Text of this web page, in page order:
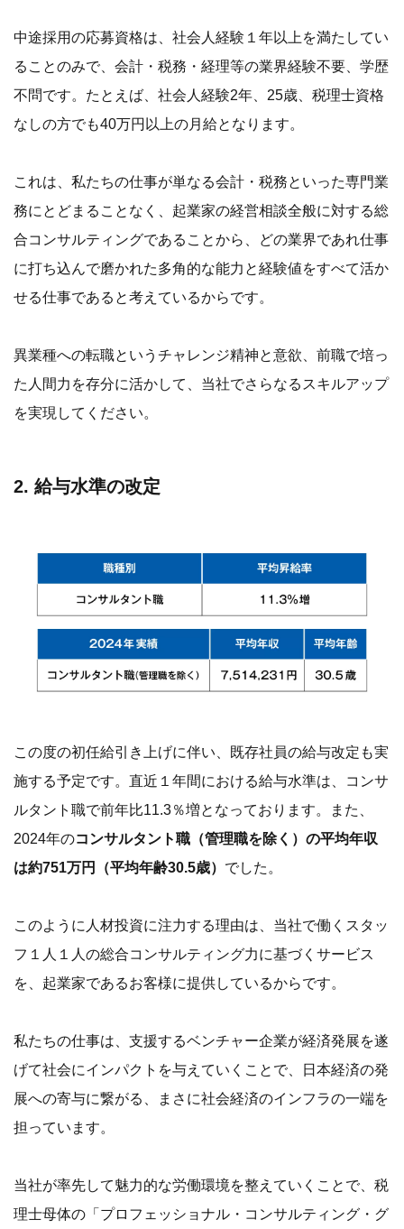
中途採用の応募資格は、社会人経験１年以上を満たしてい
ることのみで、会計・税務・経理等の業界経験不要、学歴
不問です。たとえば、社会人経験2年、25歳、税理士資格
なしの方でも40万円以上の月給となります。
これは、私たちの仕事が単なる会計・税務といった専門業
務にとどまることなく、起業家の経営相談全般に対する総
合コンサルティングであることから、どの業界であれ仕事
に打ち込んで磨かれた多角的な能力と経験値をすべて活か
せる仕事であると考えているからです。
異業種への転職というチャレンジ精神と意欲、前職で培っ
た人間力を存分に活かして、当社でさらなるスキルアップ
を実現してください。
2. 給与水準の改定
この度の初任給引き上げに伴い、既存社員の給与改定も実
施する予定です。直近１年間における給与水準は、コンサ
ルタント職で前年比11.3％増となっております。また、
2024年のコンサルタント職（管理職を除く）の平均年収
は約751万円（平均年齢30.5歳） でした。
このように人材投資に注力する理由は、当社で働くスタッ
フ１人１人の総合コンサルティング力に基づくサービス
を、起業家であるお客様に提供しているからです。
私たちの仕事は、支援するベンチャー企業が経済発展を遂
げて社会にインパクトを与えていくことで、日本経済の発
展への寄与に繋がる、まさに社会経済のインフラの一端を
担っています。
当社が率先して魅力的な労働環境を整えていくことで、税
理士母体の「プロフェッショナル・コンサルティング・グ